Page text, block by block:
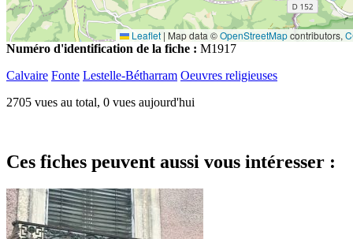
Leaflet | Map data ©OpenStreetMapcontributors,
Numéro d'identification de la fiche : M1917
Calvaire Fonte Lestelle-Bétharram Oeuvres religieuses
2705 vues au total, 0 vues aujourd'hui
Ces fiches peuvent aussi vous intéresser :